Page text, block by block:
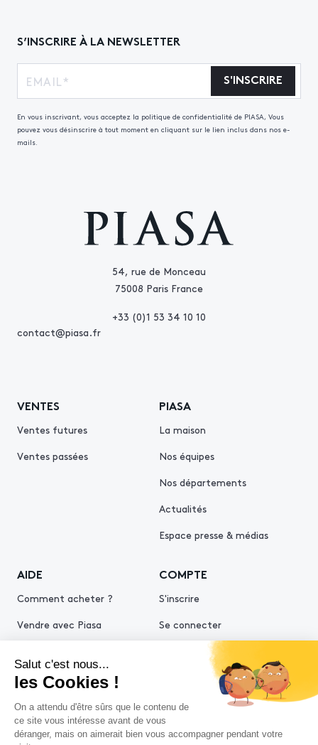
54, rue de Monceau
75008 Paris France
+33 (0)1 53 34 10 10
contact@piasa.fr
VENTES
Ventes futures
Ventes passées
PIASA
La maison
Nos équipes
Nos départements
Actualités
Espace presse & médias
AIDE
Comment acheter ?
Vendre avec Piasa
COMPTE
S'inscrire
Se connecter
S’INSCRIRE À LA NEWSLETTER
S'INSCRIRE
En vous inscrivant, vous acceptez la politique de confidentialité de PIASA, Vous
pouvez vous désinscrire à tout moment en cliquant sur le lien inclus dans nos e-
mails.